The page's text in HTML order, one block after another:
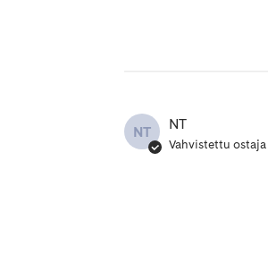
NT NT
Vahvistettu ostaja